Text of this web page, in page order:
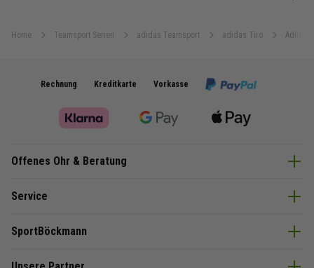
Home Teamsport Serien adidas Teamsport adidas Tiro Adidas
Rechnung Kreditkarte Vorkasse
Offenes Ohr & Beratung
Service
SportBöckmann